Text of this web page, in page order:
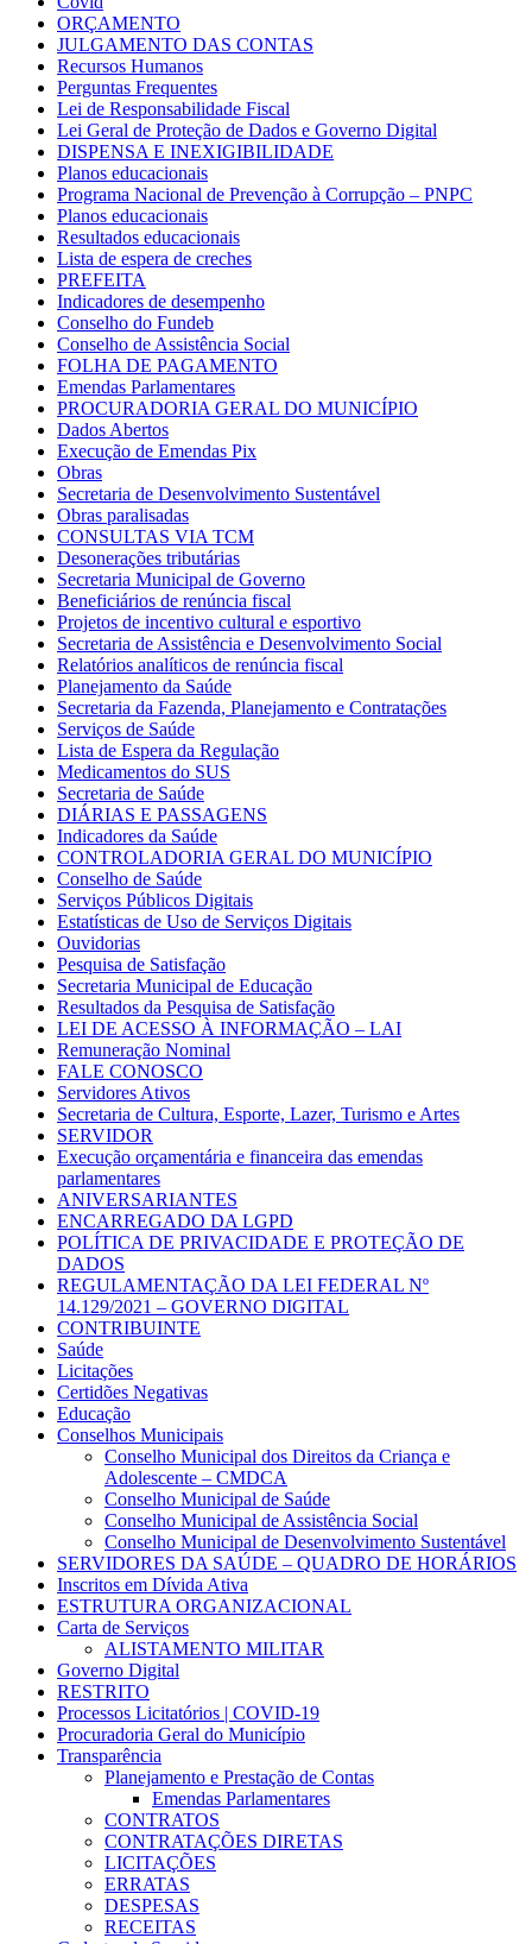
ORÇAMENTO
JULGAMENTO DAS CONTAS
Recursos Humanos
Perguntas Frequentes
Lei de Responsabilidade Fiscal
Lei Geral de Proteção de Dados e Governo Digital
DISPENSA E INEXIGIBILIDADE
Planos educacionais
Programa Nacional de Prevenção à Corrupção – PNPC
Planos educacionais
Resultados educacionais
Lista de espera de creches
PREFEITA
Indicadores de desempenho
Conselho do Fundeb
Conselho de Assistência Social
FOLHA DE PAGAMENTO
Emendas Parlamentares
PROCURADORIA GERAL DO MUNICÍPIO
Dados Abertos
Execução de Emendas Pix
Obras
Secretaria de Desenvolvimento Sustentável
Obras paralisadas
CONSULTAS VIA TCM
Desonerações tributárias
Secretaria Municipal de Governo
Beneficiários de renúncia fiscal
Projetos de incentivo cultural e esportivo
Secretaria de Assistência e Desenvolvimento Social
Relatórios analíticos de renúncia fiscal
Planejamento da Saúde
Secretaria da Fazenda, Planejamento e Contratações
Serviços de Saúde
Lista de Espera da Regulação
Medicamentos do SUS
Secretaria de Saúde
DIÁRIAS E PASSAGENS
Indicadores da Saúde
CONTROLADORIA GERAL DO MUNICÍPIO
Conselho de Saúde
Serviços Públicos Digitais
Estatísticas de Uso de Serviços Digitais
Ouvidorias
Pesquisa de Satisfação
Secretaria Municipal de Educação
Resultados da Pesquisa de Satisfação
LEI DE ACESSO À INFORMAÇÃO – LAI
Remuneração Nominal
FALE CONOSCO
Servidores Ativos
Secretaria de Cultura, Esporte, Lazer, Turismo e Artes
SERVIDOR
Execução orçamentária e financeira das emendas
parlamentares
ANIVERSARIANTES
ENCARREGADO DA LGPD
POLÍTICA DE PRIVACIDADE E PROTEÇÃO DE
DADOS
REGULAMENTAÇÃO DA LEI FEDERAL Nº
14.129/2021 – GOVERNO DIGITAL
CONTRIBUINTE
Saúde
Licitações
Certidões Negativas
Educação
Conselhos Municipais
Conselho Municipal dos Direitos da Criança e
Adolescente – CMDCA
Conselho Municipal de Saúde
Conselho Municipal de Assistência Social
Conselho Municipal de Desenvolvimento Sustentável
SERVIDORES DA SAÚDE – QUADRO DE HORÁRIOS
Inscritos em Dívida Ativa
ESTRUTURA ORGANIZACIONAL
Carta de Serviços
ALISTAMENTO MILITAR
Governo Digital
RESTRITO
Processos Licitatórios | COVID-19
Procuradoria Geral do Município
Transparência
Planejamento e Prestação de Contas
Emendas Parlamentares
CONTRATOS
CONTRATAÇÕES DIRETAS
LICITAÇÕES
ERRATAS
DESPESAS
RECEITAS